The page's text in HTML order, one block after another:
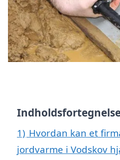
1) Hvordan kan et
jordvarme i Vodskov